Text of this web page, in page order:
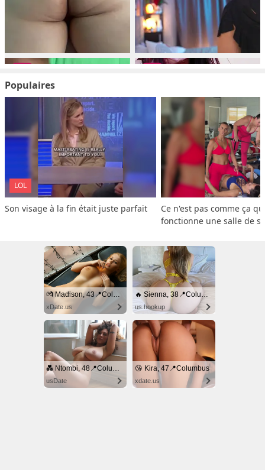
Populaires
LOL
Son visage à la fin était juste parfait
Ce n'est pas comme ça
fonctionne une salle de